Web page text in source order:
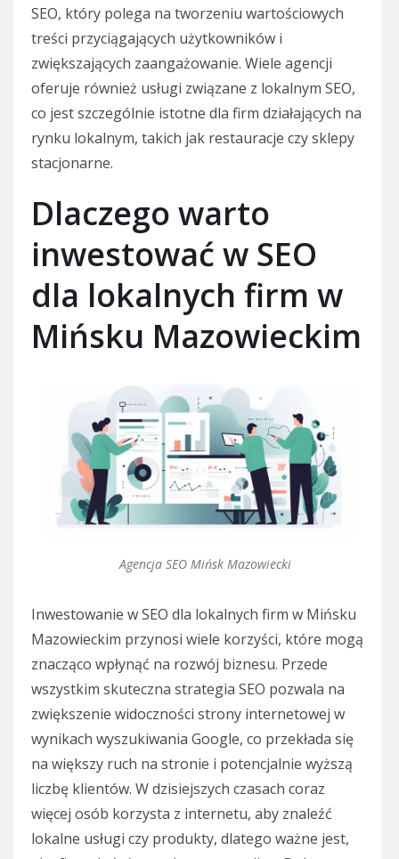
SEO, który polega na tworzeniu wartościowych
treści przyciągających użytkowników i
zwiększających zaangażowanie. Wiele agencji
oferuje również usługi związane z lokalnym SEO,
co jest szczególnie istotne dla firm działających na
rynku lokalnym, takich jak restauracje czy sklepy
stacjonarne.
Dlaczego warto
inwestować w SEO
dla lokalnych firm w
Mińsku Mazowieckim
Agencja SEO Mińsk Mazowiecki
Inwestowanie w SEO dla lokalnych firm w Mińsku
Mazowieckim przynosi wiele korzyści, które mogą
znacząco wpłynąć na rozwój biznesu. Przede
wszystkim skuteczna strategia SEO pozwala na
zwiększenie widoczności strony internetowej w
wynikach wyszukiwania Google, co przekłada się
na większy ruch na stronie i potencjalnie wyższą
liczbę klientów. W dzisiejszych czasach coraz
więcej osób korzysta z internetu, aby znaleźć
lokalne usługi czy produkty, dlatego ważne jest,